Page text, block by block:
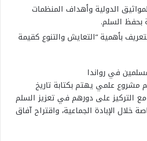
الدولية وأهداف المنظمات
بحفظ السلم.
بأهمية “التعايش والتنوع كقيمة
في رواندا
مشروع علمي يهتم بكتابة تاريخ
التركيز على دورهم في تعزيز السلم
خلال الإبادة الجماعية، واقتراح آفاق